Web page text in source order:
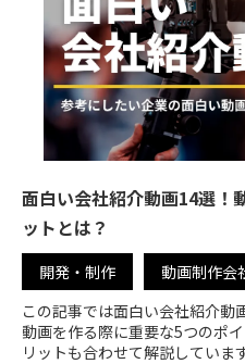
面白い会社紹介動画14選！
ットとは？
開発・制作 動画制作会
この記事では面白い会社紹介動
動画を作る際に重要な5つのポ
リットも合わせて解説していま